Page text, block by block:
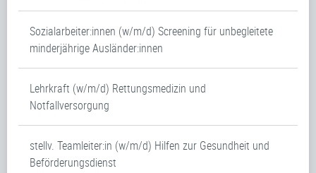
Sozialarbeiter:innen (w/m/d) Screening für unbegleitete
minderjährige Ausländer:innen
Lehrkraft (w/m/d) Rettungsmedizin und
Notfallversorgung
stellv. Teamleiter:in (w/m/d) Hilfen zur Gesundheit und
Beförderungsdienst